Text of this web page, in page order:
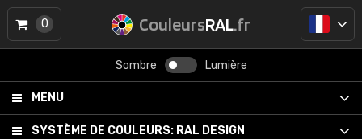
CouleursRAL.fr
Sombre Lumière
MENU
SYSTÈME DE COULEURS: RAL DESIGN
0